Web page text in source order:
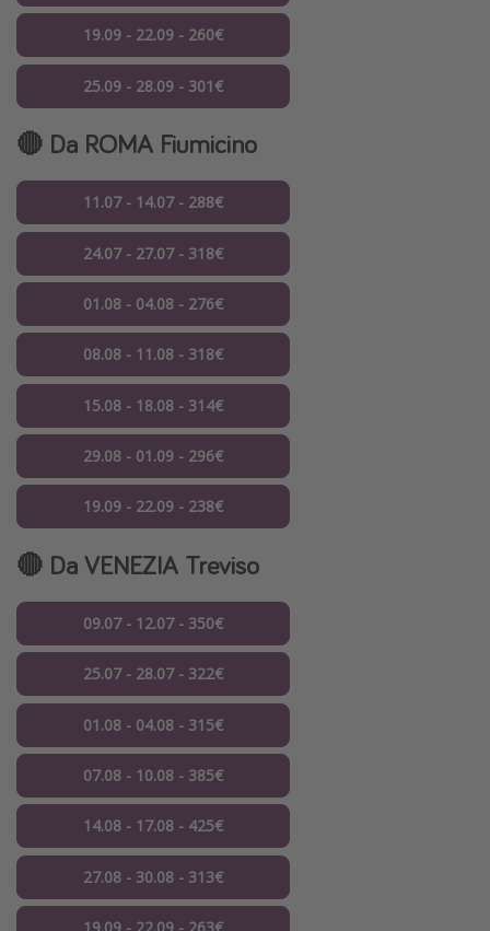
19.09 - 22.09 - 260€
25.09 - 28.09 - 301€
🔴 Da ROMA Fiumicino
11.07 - 14.07 - 288€
24.07 - 27.07 - 318€
01.08 - 04.08 - 276€
08.08 - 11.08 - 318€
15.08 - 18.08 - 314€
29.08 - 01.09 - 296€
19.09 - 22.09 - 238€
🔴 Da VENEZIA Treviso
09.07 - 12.07 - 350€
25.07 - 28.07 - 322€
01.08 - 04.08 - 315€
07.08 - 10.08 - 385€
14.08 - 17.08 - 425€
27.08 - 30.08 - 313€